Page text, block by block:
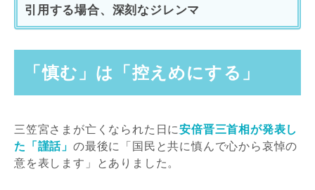
引用する場合、深刻なジレンマ
「慎む」は「控えめにする」
三笠宮さまが亡くなられた日に安倍晋三首相が発表し
た「謹話」 の最後に「国民と共に慎んで心から哀悼の
意を表します」とありました。